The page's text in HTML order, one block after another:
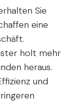
Sie
eine
holt mehr
heraus.
und